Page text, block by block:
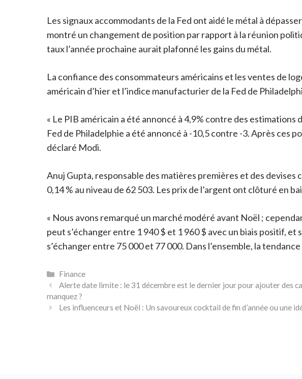
Les signaux accommodants de la Fed ont aidé le métal à
montré un changement de position par rapport à la réunion
taux l’année prochaine aurait plafonné les gains du métal.
La confiance des consommateurs américains et les ventes de
américain d’hier et l’indice manufacturier de la Fed de
« Le PIB américain a été annoncé à 4,9% contre des
Fed de Philadelphie a été annoncé à -10,5 contre -3. Après ces
déclaré Modi.
Anuj Gupta, responsable des matières premières et des devises
0,14 % au niveau de 62 503. Les prix de l’argent ont clôturé en
« Nous avons remarqué un marché modéré avant Noël ;
peut s’échanger entre 1 940 $ et 1 960 $ avec un biais positif,
s’échanger entre 75 000 et 77 000. Dans l’ensemble, la
Catégories
Finance
Alerte date limite : le 31 décembre est le dernier jour pour ajouter des
manquez ?
Les influenceurs et Noël : Un savoureux cocktail de fin d’année ou une